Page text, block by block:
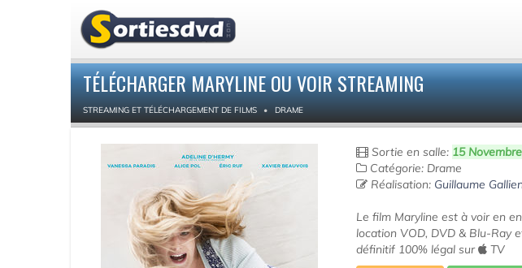
TÉLÉCHARGER MARYLINE OU VOIR STREAMING
STREAMING ET TÉLÉCHARGEMENT DE FILMS DRAME
Sortie en salle: 15
Catégorie: Drame
Réalisation: Guillaume
Le film Maryline est à voir en
location VOD, DVD & Blu-Ray
définitif 100% légal sur
TV